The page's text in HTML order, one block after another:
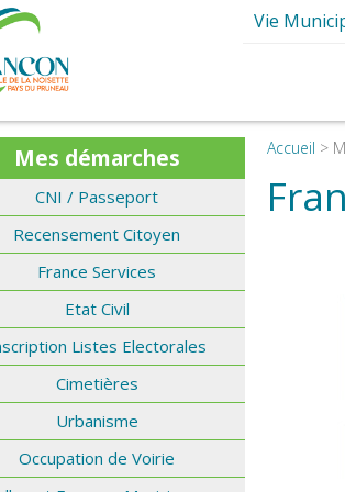
Vie
Présentation
Les Commissions
Les Maires de
Conseils
Les Services
Le
Les Grands
Le journal de
Mes démarches
CNI / Passeport
Recensement Citoyen
France Services
Etat Civil
Listes Electorales
Cimetières
Urbanisme
Occupation de Voirie
Accueil >